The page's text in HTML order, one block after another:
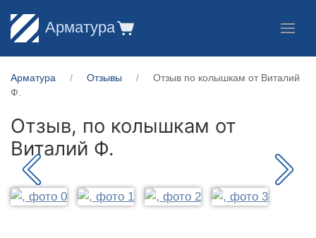
Арматура
Арматура Отзывы
Отзыв по колышкам от Виталий
Ф.
Отзыв, по колышкам от
Виталий Ф.